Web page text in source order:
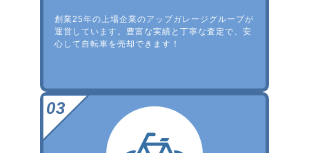
創業25年の上場企業のアップガレージグループが
運営しています。豊富な実績と丁寧な査定で、安
心して自転車を売却できます！